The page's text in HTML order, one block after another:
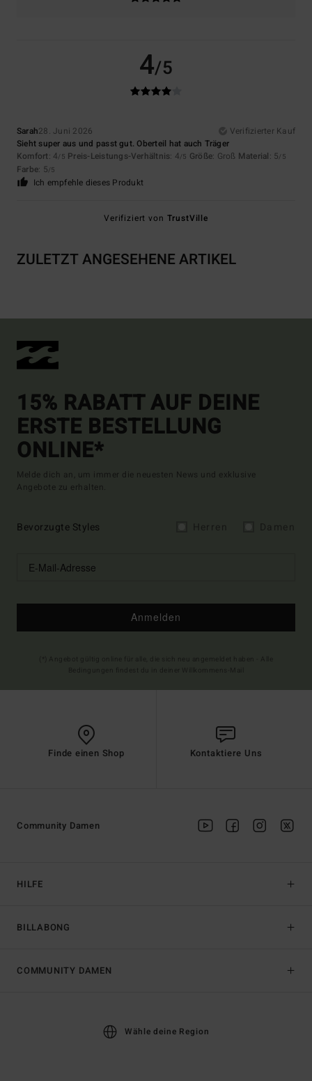
4/5
Sarah28. Juni 2026
Verifizierter Kauf
Sieht super aus und passt gut. Oberteil hat auch Träger
Komfort: 4/5 Preis-Leistungs-Verhältnis: 4/5 Größe: Groß Material: 5/5
Farbe: 5/5
Ich empfehle dieses Produkt
Verifiziert von TrustVille
ZULETZT ANGESEHENE ARTIKEL
15% RABATT AUF DEINE
ERSTE BESTELLUNG
ONLINE*
Melde dich an, um immer die neuesten News und exklusive
Angebote zu erhalten.
Bevorzugte Styles
Anmelden
Finde einen Shop Kontaktiere Uns
HILFE
BILLABONG
Community Damen
COMMUNITY DAMEN
Wähle deine Region